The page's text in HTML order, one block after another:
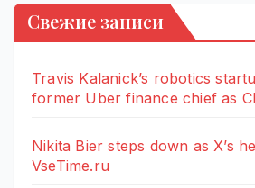
Свежие записи
Travis Kalanick’s robotics
former Uber finance chief as
Nikita Bier steps down as X’s
VseTime.ru